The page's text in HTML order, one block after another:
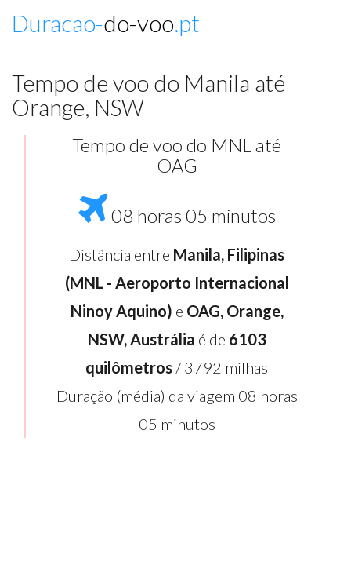
Duracao-do-voo.pt
Tempo de voo do Manila até
Orange, NSW
Tempo de voo do MNL até
OAG
08 horas 05 minutos
Distância entre Manila, Filipinas
(MNL - Aeroporto Internacional
Ninoy Aquino) e OAG, Orange,
NSW, Austrália é de 6103
quilômetros / 3792 milhas
Duração (média) da viagem 08 horas
05 minutos